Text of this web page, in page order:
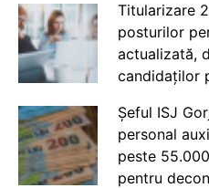
Titularizare
posturilor
actualizată,
candidaților
Șeful ISJ
personal
peste
pentru